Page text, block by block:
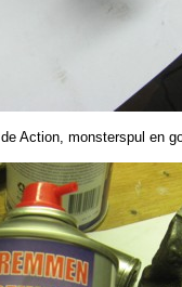
Action, monsterspul en